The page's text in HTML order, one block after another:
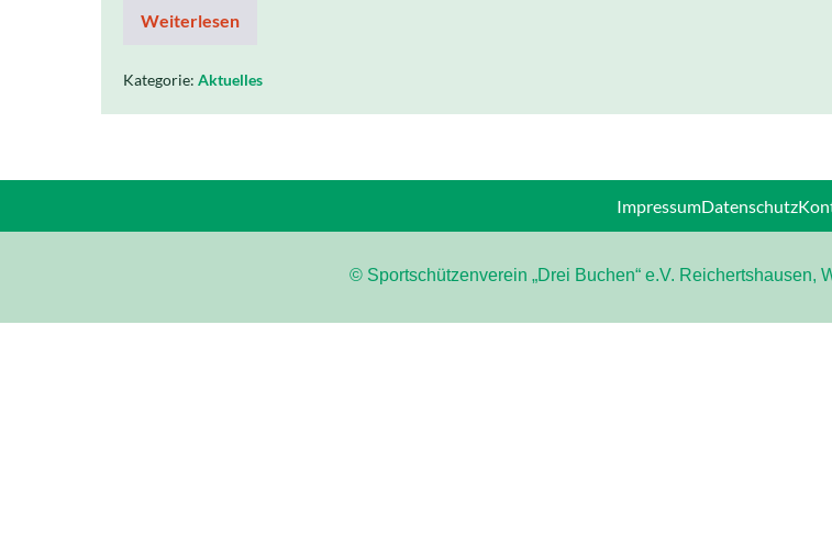
Weiterlesen
Kategorie: Aktuelles
ImpressumDatenschutz
© Sportschützenverein „Drei Buchen“ e.V. Reichertshausen,